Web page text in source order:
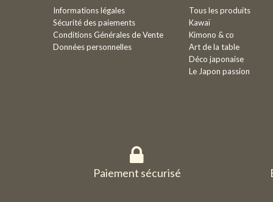
Informations légales
Sécurité des paiements
Conditions Générales de Vente
Données personnelles
Tous les produits
Kawaï
Kimono & co
Art de la table
Déco japonaise
Le Japon passion
Paiement sécurisé